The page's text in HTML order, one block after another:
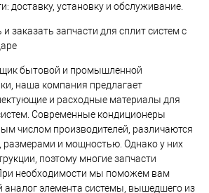
доставку, установку и обслуживание.
заказать запчасти для сплит систем с
бытовой и промышленной
наша компания предлагает
и расходные материалы для
Современные кондиционеры
числом производителей, различаются
и мощностью. Однако у них
поэтому многие запчасти
необходимости мы поможем вам
элемента системы, вышедшего из